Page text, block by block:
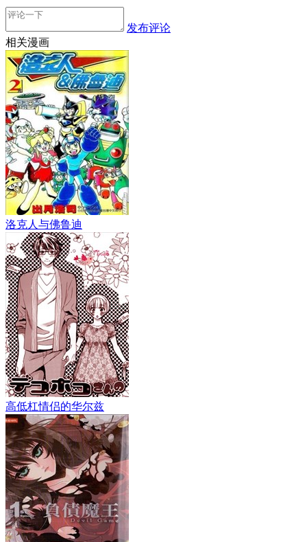
发布评论
相关漫画
洛克人与佛鲁迪
高低杠情侣的华尔兹